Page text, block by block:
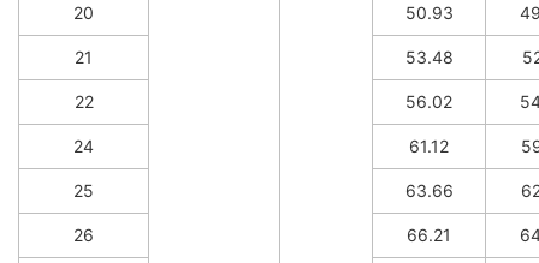
20 50.93
21 53.48
22 56.02
24 61.12
25 63.66
26 66.21